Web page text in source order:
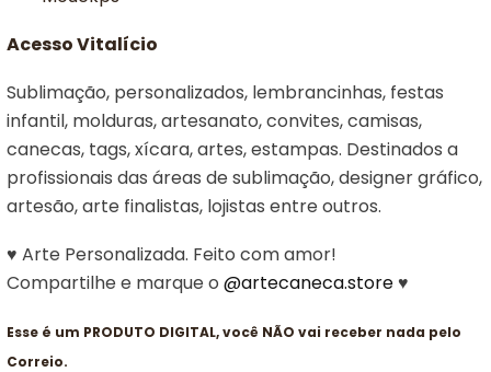
Acesso Vitalício
Sublimação, personalizados, lembrancinhas, festas
infantil, molduras, artesanato, convites, camisas,
canecas, tags, xícara, artes, estampas. Destinados a
profissionais das áreas de sublimação, designer gráfico,
artesão, arte finalistas, lojistas entre outros.
♥ Arte Personalizada. Feito com amor!
Compartilhe e marque o @artecaneca.store♥
Esse é um PRODUTO DIGITAL, você NÃO vai receber nada pelo
Correio.